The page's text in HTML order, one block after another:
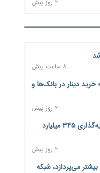
۲ روز پیش
۸ ساعت پیش
خرید دینار در بانک‌ها و
۲ روز پیش
جنگ کریدورها وارد فاز جدید شد؛ سرمایه‌گذاری ۳۴۵ میلیارد
۲ روز پیش
می‌پردازد، شبکه